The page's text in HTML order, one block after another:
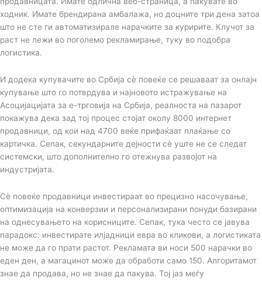
ходник. Имате брендирана амбалажа, но доцните три дена затоа
што не сте ги автоматизирале нарачките за куририте. Клучот за
раст не лежи во поголемо рекламирање, туку во подобра
логистика.
И додека купувачите во Србија сѐ повеќе се решаваат за онлајн
купување што го потврдува и најновото истражување на
Асоцијацијата за е-трговија на Србија, реалноста на пазарот
покажува дека зад тој процес стојат околу 8000 интернет
продавници, од кои над 4700 веќе прифаќаат плаќање со
картичка. Сепак, секундарните дејности сѐ уште не се следат
системски, што дополнително го отежнува развојот на
индустријата.
Сѐ повеќе продавници инвестираат во прецизно насочување,
оптимизација на конверзии и персонализирани понуди базирани
на однесувањето на корисниците. Сепак, тука често се јавува
парадокс: инвестирате илјадници евра во кликови, а логистиката
не може да го прати растот. Рекламата ви носи 500 нарачки во
еден ден, а магацинот може да обработи само 150. Алгоритамот
знае да продава, но не знае да пакува. Тој јаз меѓу